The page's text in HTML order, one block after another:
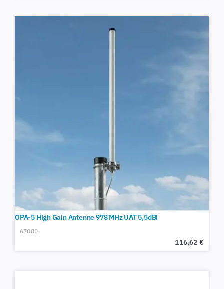
OPA-5 High Gain Antenne 978 MHz UAT 5,5dBi
67080
116,62 €